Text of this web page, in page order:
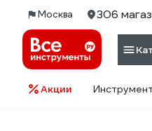
Москва 306
Акции Инструмент